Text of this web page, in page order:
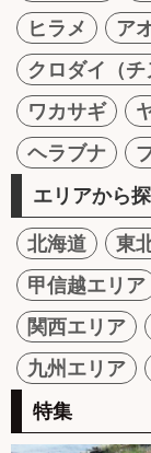
ヒラメ
ア
クロダイ（チ
ワカサギ
ヘラブナ
エリアから
北海道 東
甲信越エリア
関西エリア
九州エリア
特集